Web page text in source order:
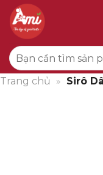
qua
dung
Tìm
kiếm:
Trang chủ » Sirô